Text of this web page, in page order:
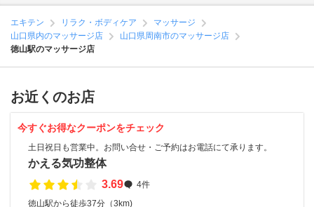
エキテン リラク・ボディケア
マッサージ
山口県内のマッサージ店
山口県周南市のマッサージ店
徳山駅のマッサージ店
お近くのお店
今すぐお得なクーポンをチェック
土日祝日も営業中。お問い合せ・ご予約はお電話にて承ります。
かえる気功整体
3.69
4件
徳山駅から徒歩37分（3km)